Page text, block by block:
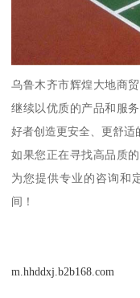
乌鲁木齐市辉煌大地商
继续以优质的产品和服
好者创造更安全、更舒适
如果您正在寻找高品质
为您提供专业的咨询和
间！
m.hhddxj.b2b168.com